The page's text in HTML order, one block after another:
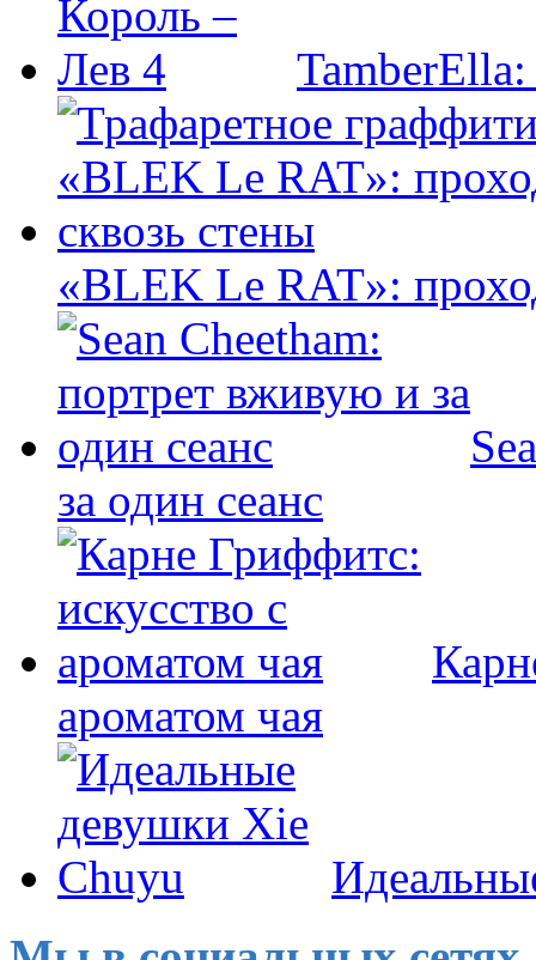
«BLEK Le RAT»:
за один сеанс
ароматом чая